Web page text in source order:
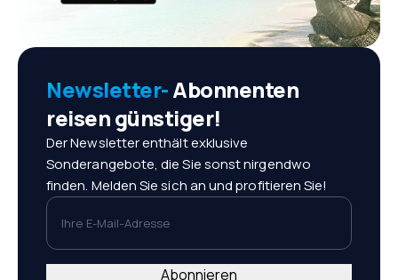
Newsletter-Abonnenten
reisen günstiger!
Der Newsletter enthält exklusive
Sonderangebote, die Sie sonst nirgendwo
finden. Melden Sie sich an und profitieren Sie!
Ihre E-Mail-Adresse
Abonnieren